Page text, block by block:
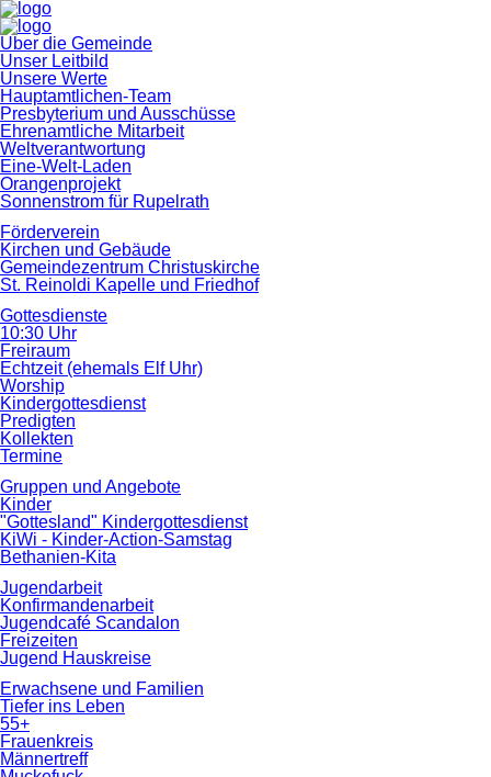
Navigation
überspringen
Über die Gemeinde
Unser Leitbild
Unsere Werte
Hauptamtlichen-Team
Presbyterium und Ausschüsse
Ehrenamtliche Mitarbeit
Weltverantwortung
Eine-Welt-Laden
Orangenprojekt
Sonnenstrom für Rupelrath
Förderverein
Kirchen und Gebäude
Gemeindezentrum Christuskirche
St. Reinoldi Kapelle und Friedhof
Gottesdienste
10:30 Uhr
Freiraum
Echtzeit (ehemals Elf Uhr)
Worship
Kindergottesdienst
Predigten
Kollekten
Termine
Gruppen und Angebote
Kinder
"Gottesland" Kindergottesdienst
KiWi - Kinder-Action-Samstag
Bethanien-Kita
Jugendarbeit
Konfirmandenarbeit
Jugendcafé Scandalon
Freizeiten
Jugend Hauskreise
Erwachsene und Familien
Tiefer ins Leben
55+
Frauenkreis
Männertreff